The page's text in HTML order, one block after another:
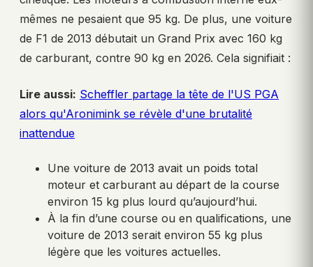
mêmes ne pesaient que 95 kg. De plus, une voiture
de F1 de 2013 débutait un Grand Prix avec 160 kg
de carburant, contre 90 kg en 2026. Cela signifiait :
Lire aussi: Scheffler partage la tête de l'US PGA
alors qu'Aronimink se révèle d'une brutalité
inattendue
Une voiture de 2013 avait un poids total
moteur et carburant au départ de la course
environ 15 kg plus lourd qu’aujourd’hui.
À la fin d’une course ou en qualifications, une
voiture de 2013 serait environ 55 kg plus
légère que les voitures actuelles.